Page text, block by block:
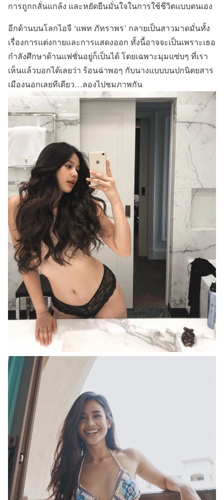
การถูกกลั่นแกล้ง และหยัดยืนมั่นใจในการใช้ชีวิตแบบตนเอง
อีกด้านบนโลกไอจี ‘แพท ภัทราพร’ กลายเป็นสาวมาดมั่นทั้ง
เรื่องการแต่งกายและการแสดงออก ทั้งนี้อาจจะเป็นเพราะเธอ
กำลังศึกษาด้านแฟชั่นอยู่ก็เป็นได้ โดยเฉพาะมุมแซ่บๆ ที่เรา
เห็นแล้วบอกได้เลยว่า ร้อนฉ่าพอๆ กับนางแบบบนปกนิตยสาร
เมืองนอกเลยทีเดียว…ลองไปชมภาพกัน